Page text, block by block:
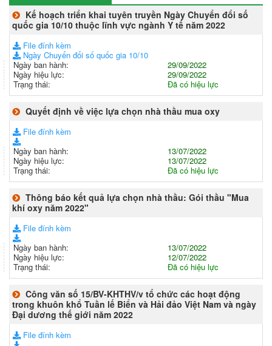
Kế hoạch triển khai tuyên truyền Ngày Chuyển đổi số
quốc gia 10/10 thuộc lĩnh vực ngành Y tế năm 2022
File đính kèm
Ngày Chuyển đổi số quốc gia 10/10
Ngày ban hành:
29/09/2022
Ngày hiệu lực:
29/09/2022
Trạng thái:
Đã có hiệu lực
Quyết định về việc lựa chọn nhà thầu mua oxy
File đính kèm
Ngày ban hành:
13/07/2022
Ngày hiệu lực:
13/07/2022
Trạng thái:
Đã có hiệu lực
Thông báo kết quả lựa chọn nhà thầu: Gói thầu "Mua
khí oxy năm 2022"
File đính kèm
Ngày ban hành:
13/07/2022
Ngày hiệu lực:
12/07/2022
Trạng thái:
Đã có hiệu lực
Công văn số 15/BV-KHTHV/v tổ chức các hoạt động
trong khuôn khổ Tuần lế Biển và Hải đảo Việt Nam và ngày
Đại dương thế giới năm 2022
File đính kèm